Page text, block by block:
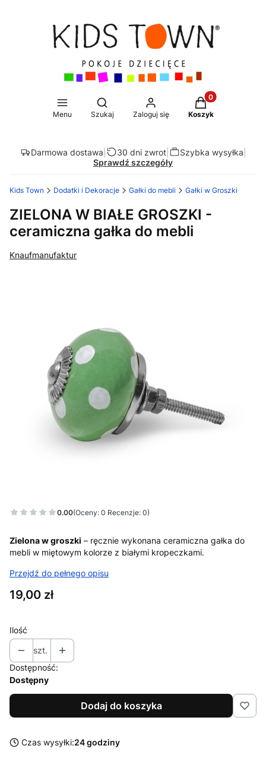
Menu
Otwórz wyszukiwarkę
Szukaj Zaloguj się
Produkty w
Koszyk
Darmowa dostawa 30 dni zwrot| Szybka wysyłka
Sprawdź szczegóły
Kids Town Dodatki i Dekoracje Gałki do mebli Gałki w Groszki
ZIELONA W BIAŁE GROSZKI -
ceramiczna gałka do mebli
Knaufmanufaktur
0.00(Oceny: 0 Recenzje: 0)
Zielona w groszki – ręcznie wykonana ceramiczna gałka do
mebli w miętowym kolorze z białymi kropeczkami.
Przejdź do pełnego opisu
Cena
19,00 zł
Ilość
szt.
Dostępność:
Dostępny
Dodaj do koszyka
Czas wysyłki:24 godziny